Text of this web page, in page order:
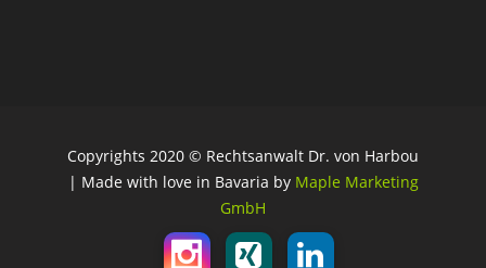
Copyrights 2020 © Rechtsanwalt Dr. von Harbou
| Made with love in Bavaria by Maple Marketing
GmbH